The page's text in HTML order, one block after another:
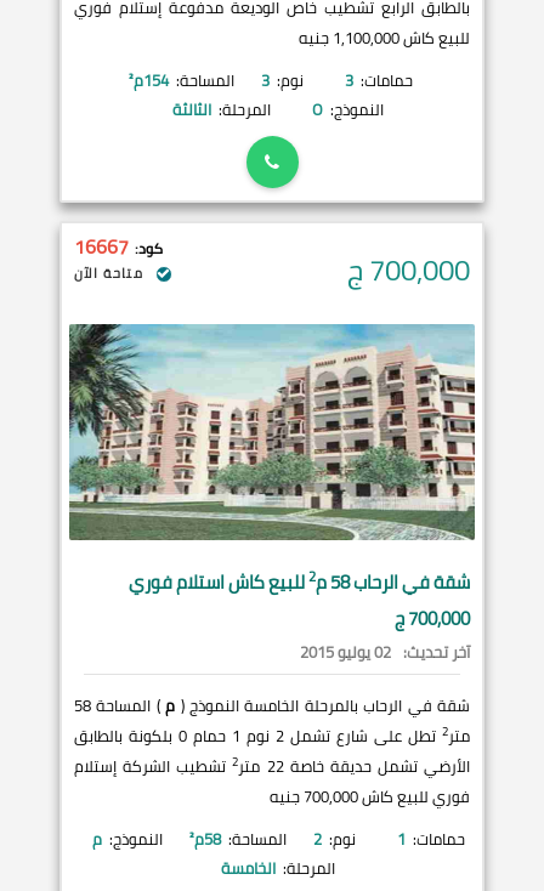
بالطابق الرابع تشطيب خاص الوديعة مدفوعة إستلام فوري
للبيع كاش 1,100,000 جنيه
حمامات: 3 نوم: 3 المساحة: 154م²
النموذج: O المرحلة: الثالثة
700,000ج كود: 16667
متاحة الآن
شقة فيالرحاب58 م 2للبيع كاش استلام فوري
700,000 ج
آخر تحديث: 02 يوليو 2015
شقة في الرحاب بالمرحلة الخامسة النموذج ( م
) المساحة 58
متر2
تطل على شارع تشمل 2 نوم 1 حمام 0 بلكونة بالطابق
الأرضي تشمل حديقة خاصة 22 متر
2تشطيب الشركة إستلام
فوري للبيع كاش 700,000 جنيه
حمامات: 1 نوم: 2 المساحة: 58م² النموذج: م
المرحلة: الخامسة